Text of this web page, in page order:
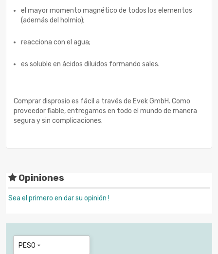
el mayor momento magnético de todos los elementos
(además del holmio);
reacciona con el agua;
es soluble en ácidos diluidos formando sales.
Comprar disprosio es fácil a través de Evek GmbH. Como
proveedor fiable, entregamos en todo el mundo de manera
segura y sin complicaciones.
Opiniones
Sea el primero en dar su opinión !
PESO 